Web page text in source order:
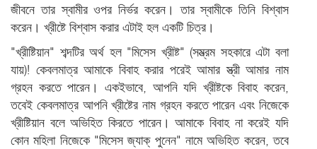
জীবনে তার স্বামীর ওপর নির্ভর করেন। তার স্বামীকে তিনি বিশ্বাস
করেন। খ্রীষ্টে বিশ্বাস করার এটাই হল একটি চিত্র।
"খ্রীষ্টিয়ান" শব্দটির অর্থ হল "মিসেস খ্রীষ্ট" (সম্ভ্রম সহকারে এটা বলা
যায়)! কেবলমাত্র আমাকে বিবাহ করার পরেই আমার স্ত্রী আমার নাম
গ্রহন করতে পারেন। একইভাবে, আপনি যদি খ্রীষ্টকে বিবাহ করেন,
তবেই কেবলমাত্র আপনি খ্রীষ্টের নাম গ্রহন করতে পারেন এবং নিজেকে
খ্রীষ্টিয়ান বলে অভিহিত কিরতে পারেন। আমাকে বিবাহ না করেই যদি
কোন মহিলা নিজেকে "মিসেস জ্যাক্ পুনেন" নামে অভিহিত করেন, তবে